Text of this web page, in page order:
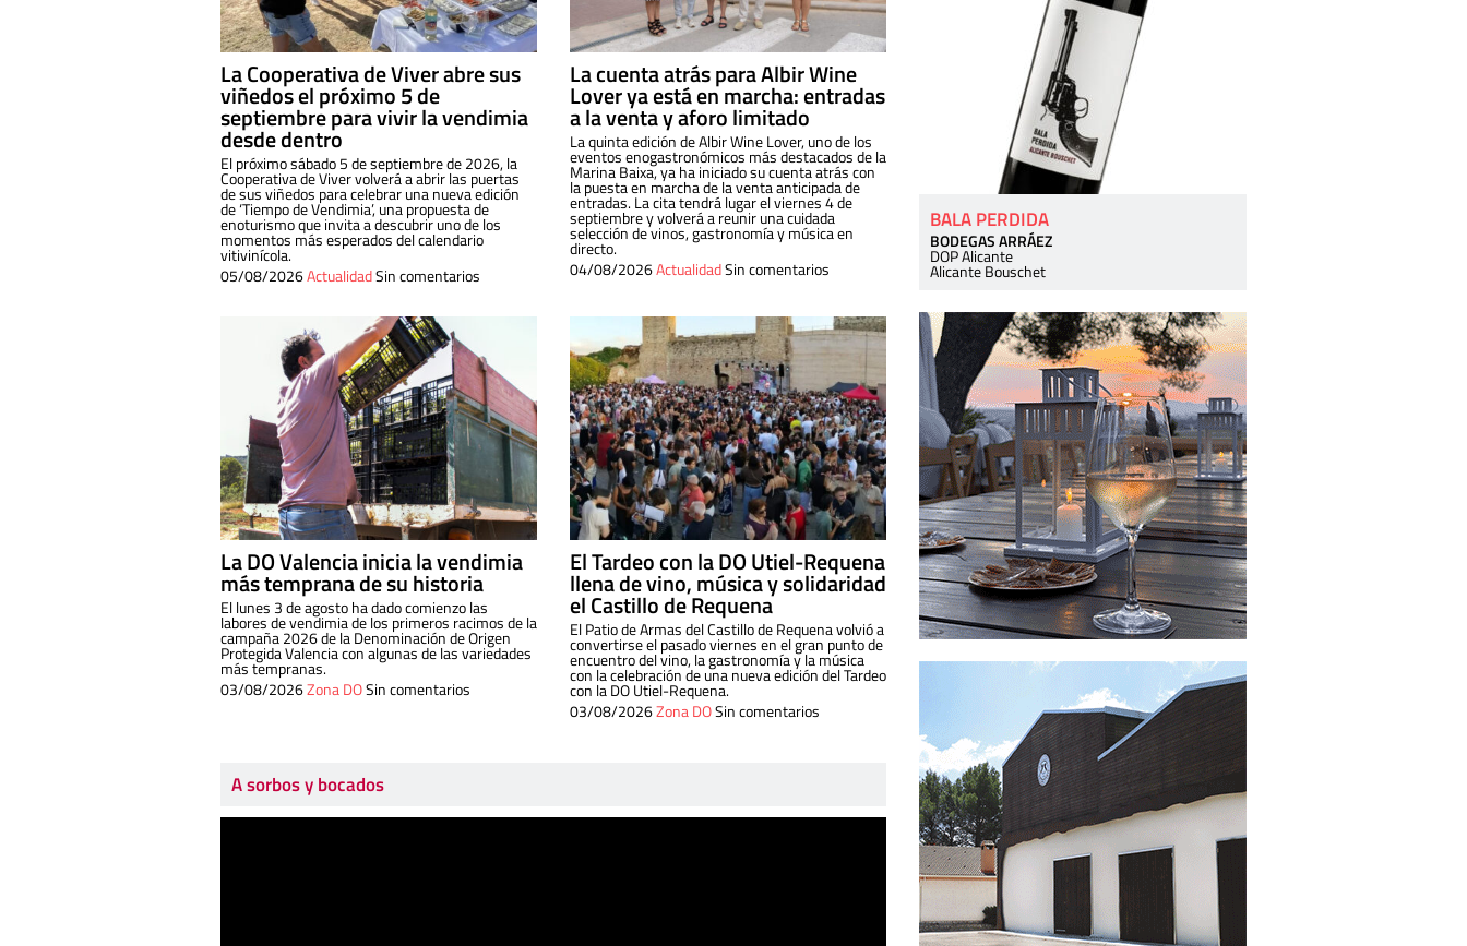
La Cooperativa de Viver abre sus
viñedos el próximo 5 de
septiembre para vivir la vendimia
desde dentro
El próximo sábado 5 de septiembre de 2026, la
Cooperativa de Viver volverá a abrir las puertas
de sus viñedos para celebrar una nueva edición
de ‘Tiempo de Vendimia’, una propuesta de
enoturismo que invita a descubrir uno de los
momentos más esperados del calendario
vitivinícola.
05/08/2026ActualidadSin comentarios
La cuenta atrás para Albir Wine
Lover ya está en marcha: entradas
a la venta y aforo limitado
La quinta edición de Albir Wine Lover, uno de los
eventos enogastronómicos más destacados de la
Marina Baixa, ya ha iniciado su cuenta atrás con
la puesta en marcha de la venta anticipada de
entradas. La cita tendrá lugar el viernes 4 de
septiembre y volverá a reunir una cuidada
selección de vinos, gastronomía y música en
directo.
04/08/2026ActualidadSin comentarios
La DO Valencia inicia la vendimia
más temprana de su historia
El lunes 3 de agosto ha dado comienzo las
labores de vendimia de los primeros racimos de la
campaña 2026 de la Denominación de Origen
Protegida Valencia con algunas de las variedades
más tempranas.
03/08/2026Zona DOSin comentarios
El Tardeo con la DO Utiel-Requena
llena de vino, música y solidaridad
el Castillo de Requena
El Patio de Armas del Castillo de Requena volvió a
convertirse el pasado viernes en el gran punto de
encuentro del vino, la gastronomía y la música
con la celebración de una nueva edición del Tardeo
con la DO Utiel-Requena.
03/08/2026Zona DOSin comentarios
A sorbos y bocados
BALA PERDIDA
BODEGAS ARRÁEZ
DOP Alicante
Alicante Bouschet